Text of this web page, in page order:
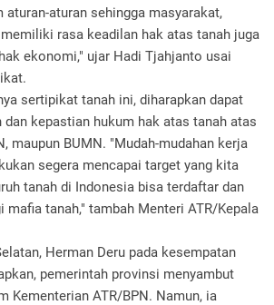
aturan-aturan sehingga masyarakat,
rasa keadilan hak atas tanah juga
ekonomi," ujar Hadi Tjahjanto usai
sertipikat tanah ini, diharapkan dapat
dan kepastian hukum hak atas tanah atas
maupun BUMN. "Mudah-mudahan kerja
segera mencapai target yang kita
tanah di Indonesia bisa terdaftar dan
mafia tanah," tambah Menteri ATR/Kepala
Herman Deru pada kesempatan
pemerintah provinsi menyambut
Kementerian ATR/BPN. Namun, ia